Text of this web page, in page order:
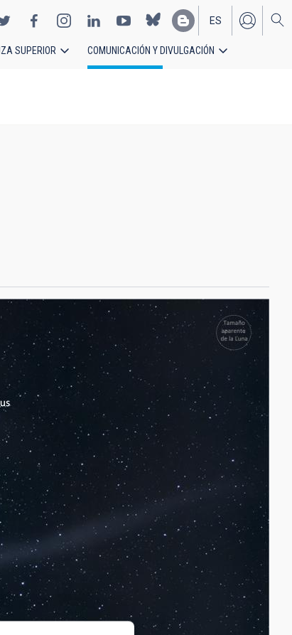
EN
ES
SUPERIOR COMUNICACIÓN Y DIVULGACIÓN